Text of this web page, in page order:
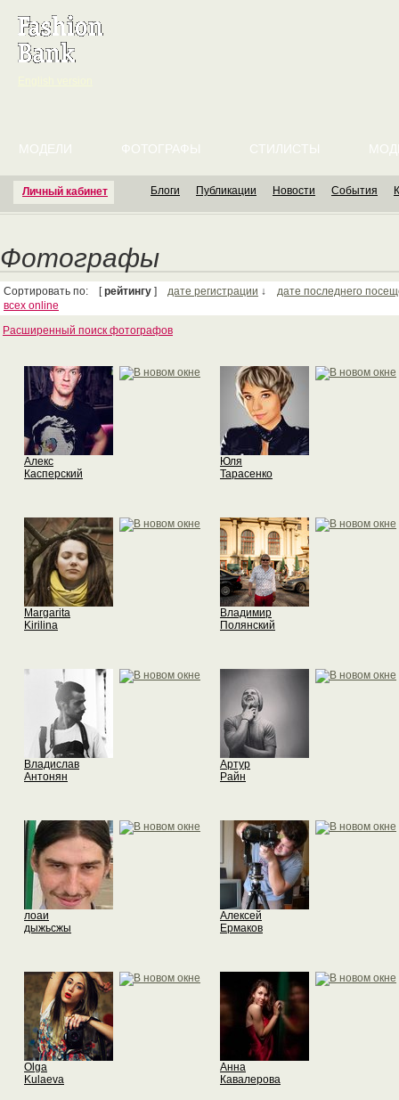
Личный кабинет
МОДЕЛИ ФОТОГРАФЫ СТИЛИСТЫ
Блоги Публикации Новости События
Фотографы
Сортировать по: [рейтингу ] дате регистрации ↓ дате последнего
всех online
Расширенный поиск фотографов
Алекс
Касперский
Юля
Тарасенко
Margarita
Kirilina
Владимир
Полянский
Владислав
Антонян
Артур
Райн
лоаи
дыжьсжы
Алексей
Ермаков
Olga
Kulaeva
Анна
Кавалерова